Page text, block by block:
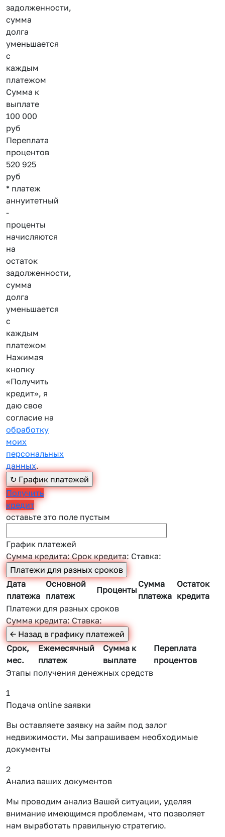
задолженности,
сумма
долга
уменьшается
с
каждым
платежом
Сумма к
выплате
100 000
руб
Переплата
процентов
520 925
руб
* платеж
аннуитетный
-
проценты
начисляются
на
остаток
задолженности,
сумма
долга
уменьшается
с
каждым
платежом
Нажимая
кнопку
«Получить
кредит», я
даю свое
согласие на
обработку
моих
персональных
данных.
Получить
кредит
оставьте это поле пустым
График платежей
Сумма кредита:Срок кредита: Ставка:
Дата
платежа
Основной
платеж
Проценты
Сумма
платежа
Остаток
кредита
Платежи для разных сроков
Сумма кредита:Ставка:
Срок,
мес.
Ежемесячный
платеж
Сумма к
выплате
Переплата
процентов
Этапы получения денежных средств
1
Подача online заявки
Вы оставляете заявку на займ под залог
недвижимости. Мы запрашиваем необходимые
документы
2
Анализ ваших документов
Мы проводим анализ Вашей ситуации, уделяя
внимание имеющимся проблемам, что позволяет
нам выработать правильную стратегию.